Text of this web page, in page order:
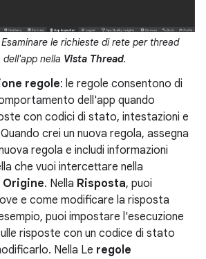
Esaminare le richieste di rete per thread
dell'app nella Vista Thread.
regole: le regole consentono di
dell'app quando
con codici di stato, intestazioni e
crei un nuova regola, assegna
regola e includi informazioni
che vuoi intercettare nella
Origine. Nella Risposta, puoi
e come modificare la risposta
puoi impostare l'esecuzione
risposte con un codice di stato
Nella Le regole